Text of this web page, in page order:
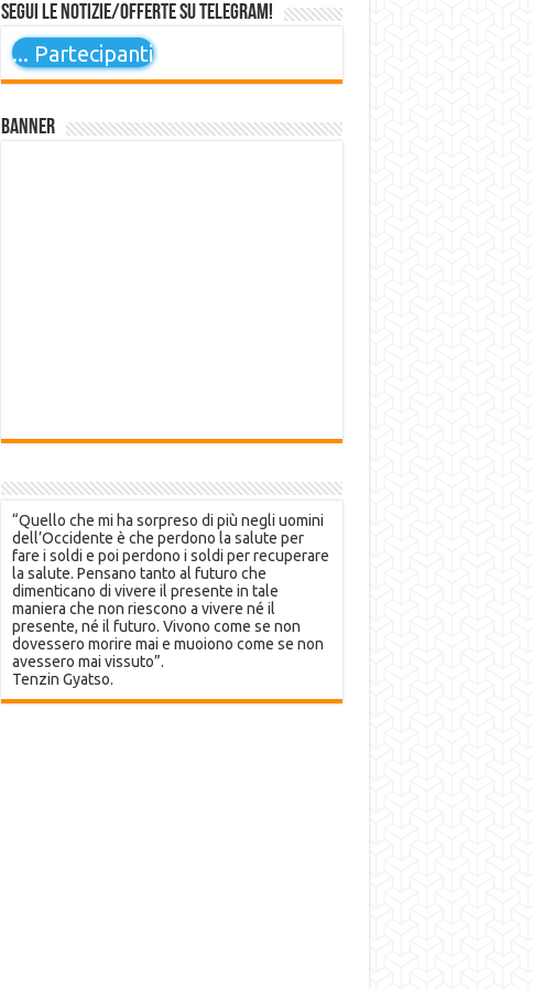
Segui le notizie/offerte su Telegram!
... Partecipanti
Banner
“Quello che mi ha sorpreso di più negli uomini
dell’Occidente è che perdono la salute per
fare i soldi e poi perdono i soldi per recuperare
la salute. Pensano tanto al futuro che
dimenticano di vivere il presente in tale
maniera che non riescono a vivere né il
presente, né il futuro. Vivono come se non
dovessero morire mai e muoiono come se non
avessero mai vissuto”.
Tenzin Gyatso.